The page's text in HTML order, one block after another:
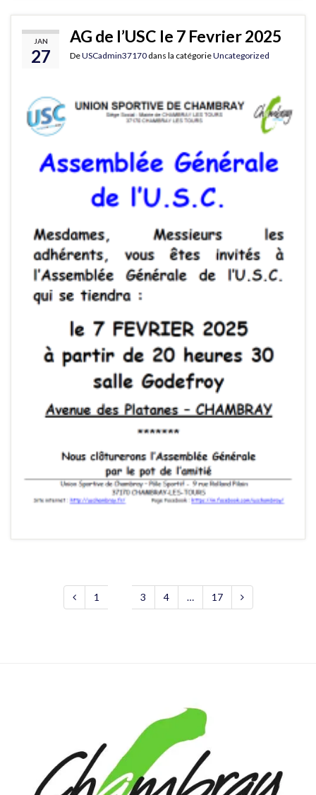
JAN
27
AG de l’USC le 7 Fevrier 2025
DeUSCadmin37170 dans la catégorieUncategorized
1 3 4 … 17